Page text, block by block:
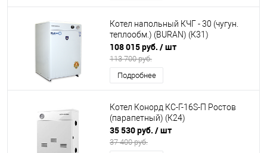
Котел напольный КЧГ - 30 (чугун.
теплообм.) (BURAN) (К31)
108 015 руб. / шт
113 700 руб.
Подробнее
Котел Конорд КС-Г-16S-П Ростов
(парапетный) (К24)
35 530 руб. / шт
37 400 руб.